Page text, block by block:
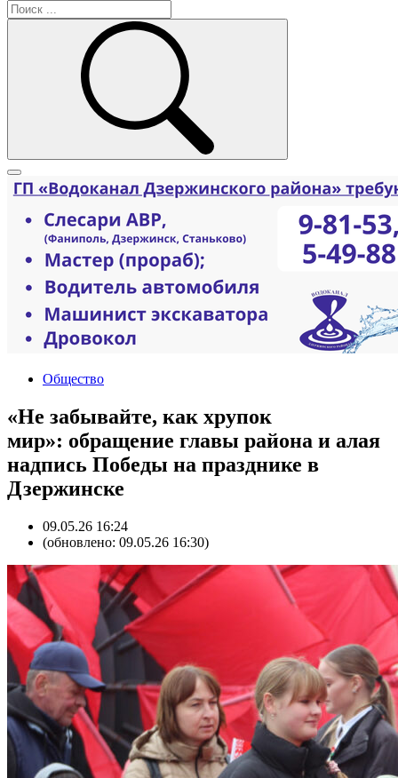
Общество
«Не забывайте, как хрупок
мир»: обращение главы района и алая
надпись Победы на празднике в
Дзержинске
09.05.26 16:24
(обновлено: 09.05.26 16:30)